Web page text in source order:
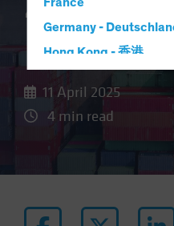
Germany -
Hong Kong - 香港
Iceland
Latin America
Zwei
11 April 2025
4 min read